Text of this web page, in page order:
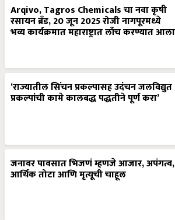
रसायन ब्रँड, 20 जून 2025 रोजी नागपूरमध्ये
भव्य कार्यक्रमात महाराष्ट्रात लाँच करण्यात आला
‘राज्यातील सिंचन प्रकल्पासह उदंचन जलविद्युत
प्रकल्पांची कामे कालबद्ध पद्धतीने पूर्ण करा’
आर्थिक तोटा आणि मृत्यूची चाहूल